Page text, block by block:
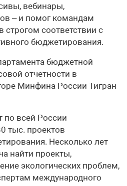
вебинары,
– и помог командам
строгом соответствии с
бюджетирования.
бюджетной
отчетности в
Минфина России Тигран
по всей России
тыс. проектов
Несколько лет
найти проекты,
экологических проблем,
международного